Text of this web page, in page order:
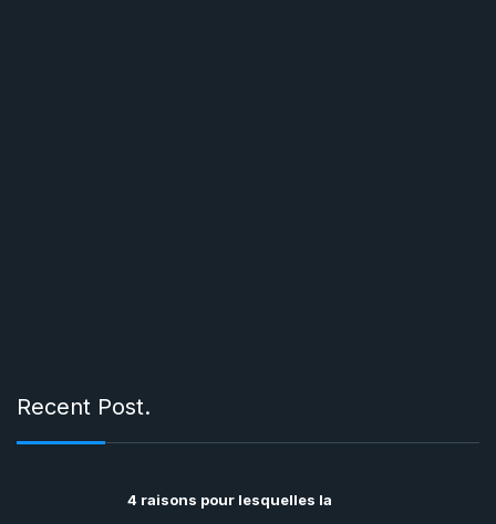
Recent Post.
4 raisons pour lesquelles la